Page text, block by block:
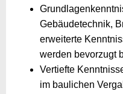
Gebäudetechnik,
erweiterte
werden bevorzugt
Vertiefte
im baulichen